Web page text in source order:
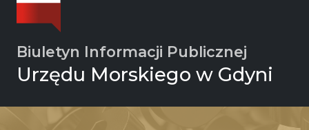
Biuletyn Informacji Publicznej
Urzędu Morskiego w Gdyni